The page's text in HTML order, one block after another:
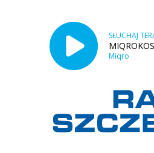
SŁUCHAJ
Miqro